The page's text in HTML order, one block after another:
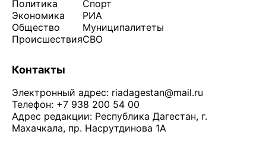
Политика
Экономика
Общество
Происшествия
Спорт
РИА
Муниципалитеты
СВО
Контакты
Электронный адрес: riadagestan@mail.ru
Телефон: +7 938 200 54 00
Адрес редакции: Республика Дагестан, г.
Махачкала, пр. Насрутдинова 1А